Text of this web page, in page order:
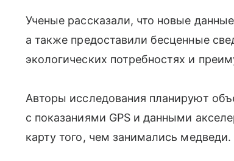
Ученые рассказали, что новые
а также предоставили бесценные
экологических потребностях и
Авторы исследования планируют
с показаниями GPS и данными
карту того, чем занимались медведи.